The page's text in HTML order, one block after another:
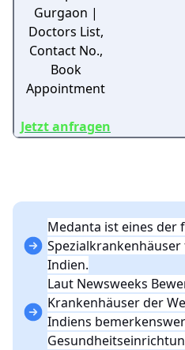
Jetzt anfragen
Medanta ist eines der
Indien.
Laut Newsweeks
Krankenhäuser der
Indiens